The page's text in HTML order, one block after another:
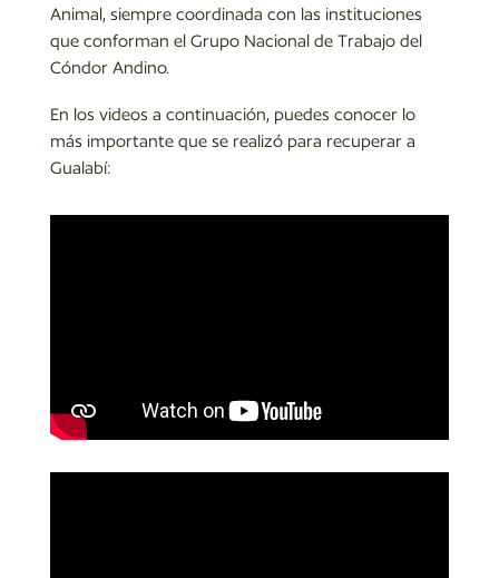
Animal, siempre coordinada con las instituciones
que conforman el Grupo Nacional de Trabajo del
Cóndor Andino.
En los videos a continuación, puedes conocer lo
más importante que se realizó para recuperar a
Gualabí: